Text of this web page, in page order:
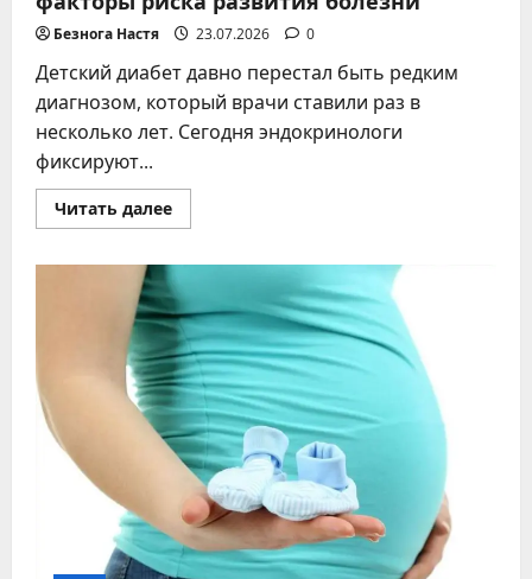
Безнога Настя 23.07.2026 0
Детский диабет давно перестал быть редким
диагнозом, который врачи ставили раз в
несколько лет. Сегодня эндокринологи
фиксируют...
Читать далееПрочитать
больше
диабета
и
главные
факторы
риска
развития
болезни